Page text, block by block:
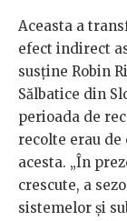
Aceasta a
efect indirect
susține Robin
Sălbatice din
perioada de
recolte erau de
acesta. „În
crescute, a
sistemelor și